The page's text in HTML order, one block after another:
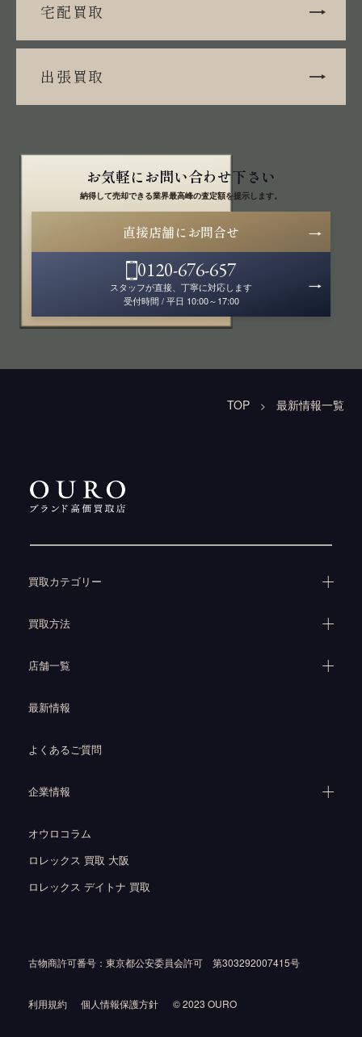
宅配買取
出張買取
お気軽にお問い合わせ下さい
納得して売却できる業界最高峰の査定額を提示します。
直接店舗にお問合せ
0120-676-657
スタッフが直接、丁寧に対応します
受付時間 / 平日 10:00～17:00
TOP > 最新情報一覧
買取カテゴリー
買取方法
店舗一覧
最新情報
よくあるご質問
企業情報
オウロコラム
ロレックス 買取 大阪
ロレックス デイトナ 買取
古物商許可番号：東京都公安委員会許可 第303292007415号
利用規約 個人情報保護方針 © 2023 OURO